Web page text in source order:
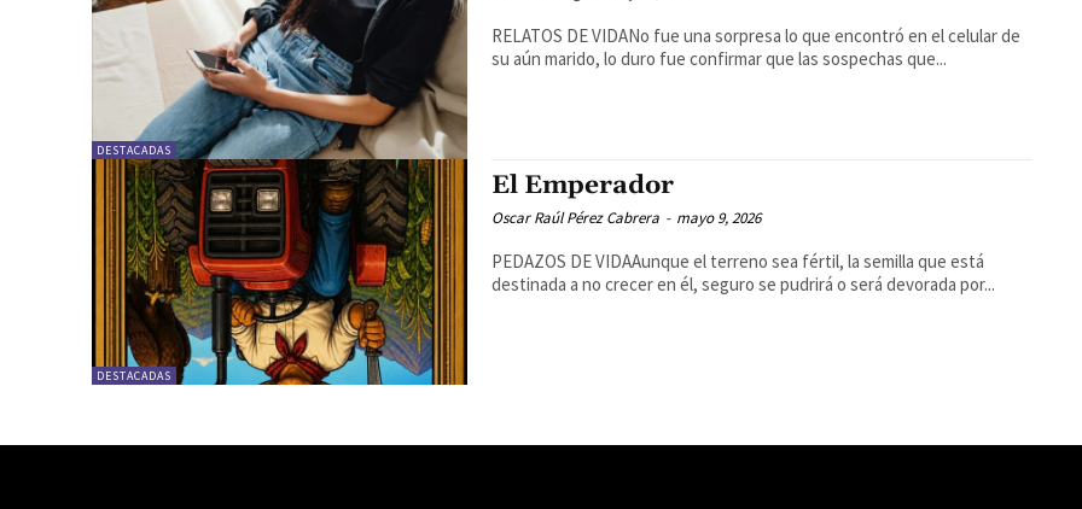
DESTACADAS
RELATOS DE VIDANo fue una sorpresa lo que encontró en el celular de
su aún marido, lo duro fue confirmar que las sospechas que...
DESTACADAS
El Emperador
Oscar Raúl Pérez Cabrera - mayo 9, 2026
PEDAZOS DE VIDAAunque el terreno sea fértil, la semilla que está
destinada a no crecer en él, seguro se pudrirá o será devorada por...